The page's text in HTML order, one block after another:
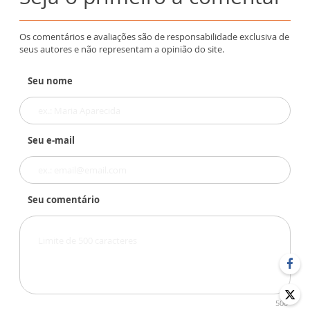
Os comentários e avaliações são de responsabilidade exclusiva de
seus autores e não representam a opinião do site.
Seu nome
Seu e-mail
Seu comentário
500